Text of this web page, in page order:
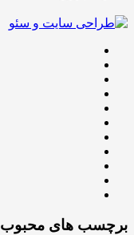
برچسب های محبوب